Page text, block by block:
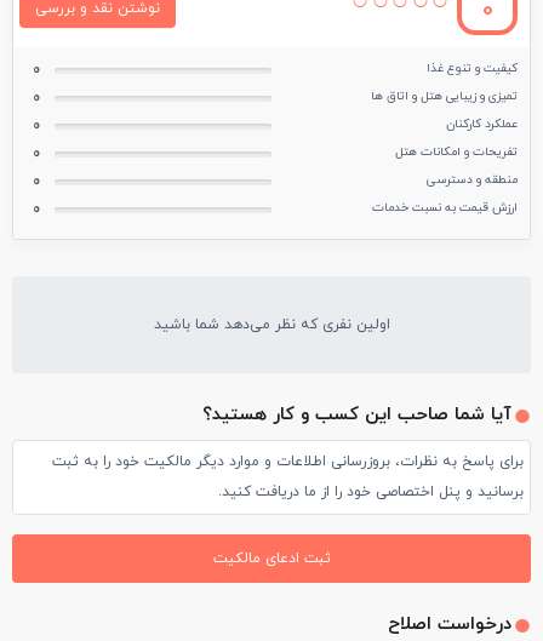
0 نوشتن نقد و بررسی
کیفیت و تنوع غذا 0
تمیزی و زیبایی هتل و اتاق ها 0
عملکرد کارکنان 0
تفریحات و امکانات هتل 0
منطقه و دسترسی 0
ارزش قیمت به نسبت خدمات 0
اولین نفری که نظر می‌دهد شما باشید
آیا شما صاحب این کسب و کار هستید؟
برای پاسخ به نظرات، بروزرسانی اطلاعات و موارد دیگر مالکیت خود را به ثبت
برسانید و پنل اختصاصی خود را از ما دریافت کنید.
ثبت ادعای مالکیت
درخواست اصلاح